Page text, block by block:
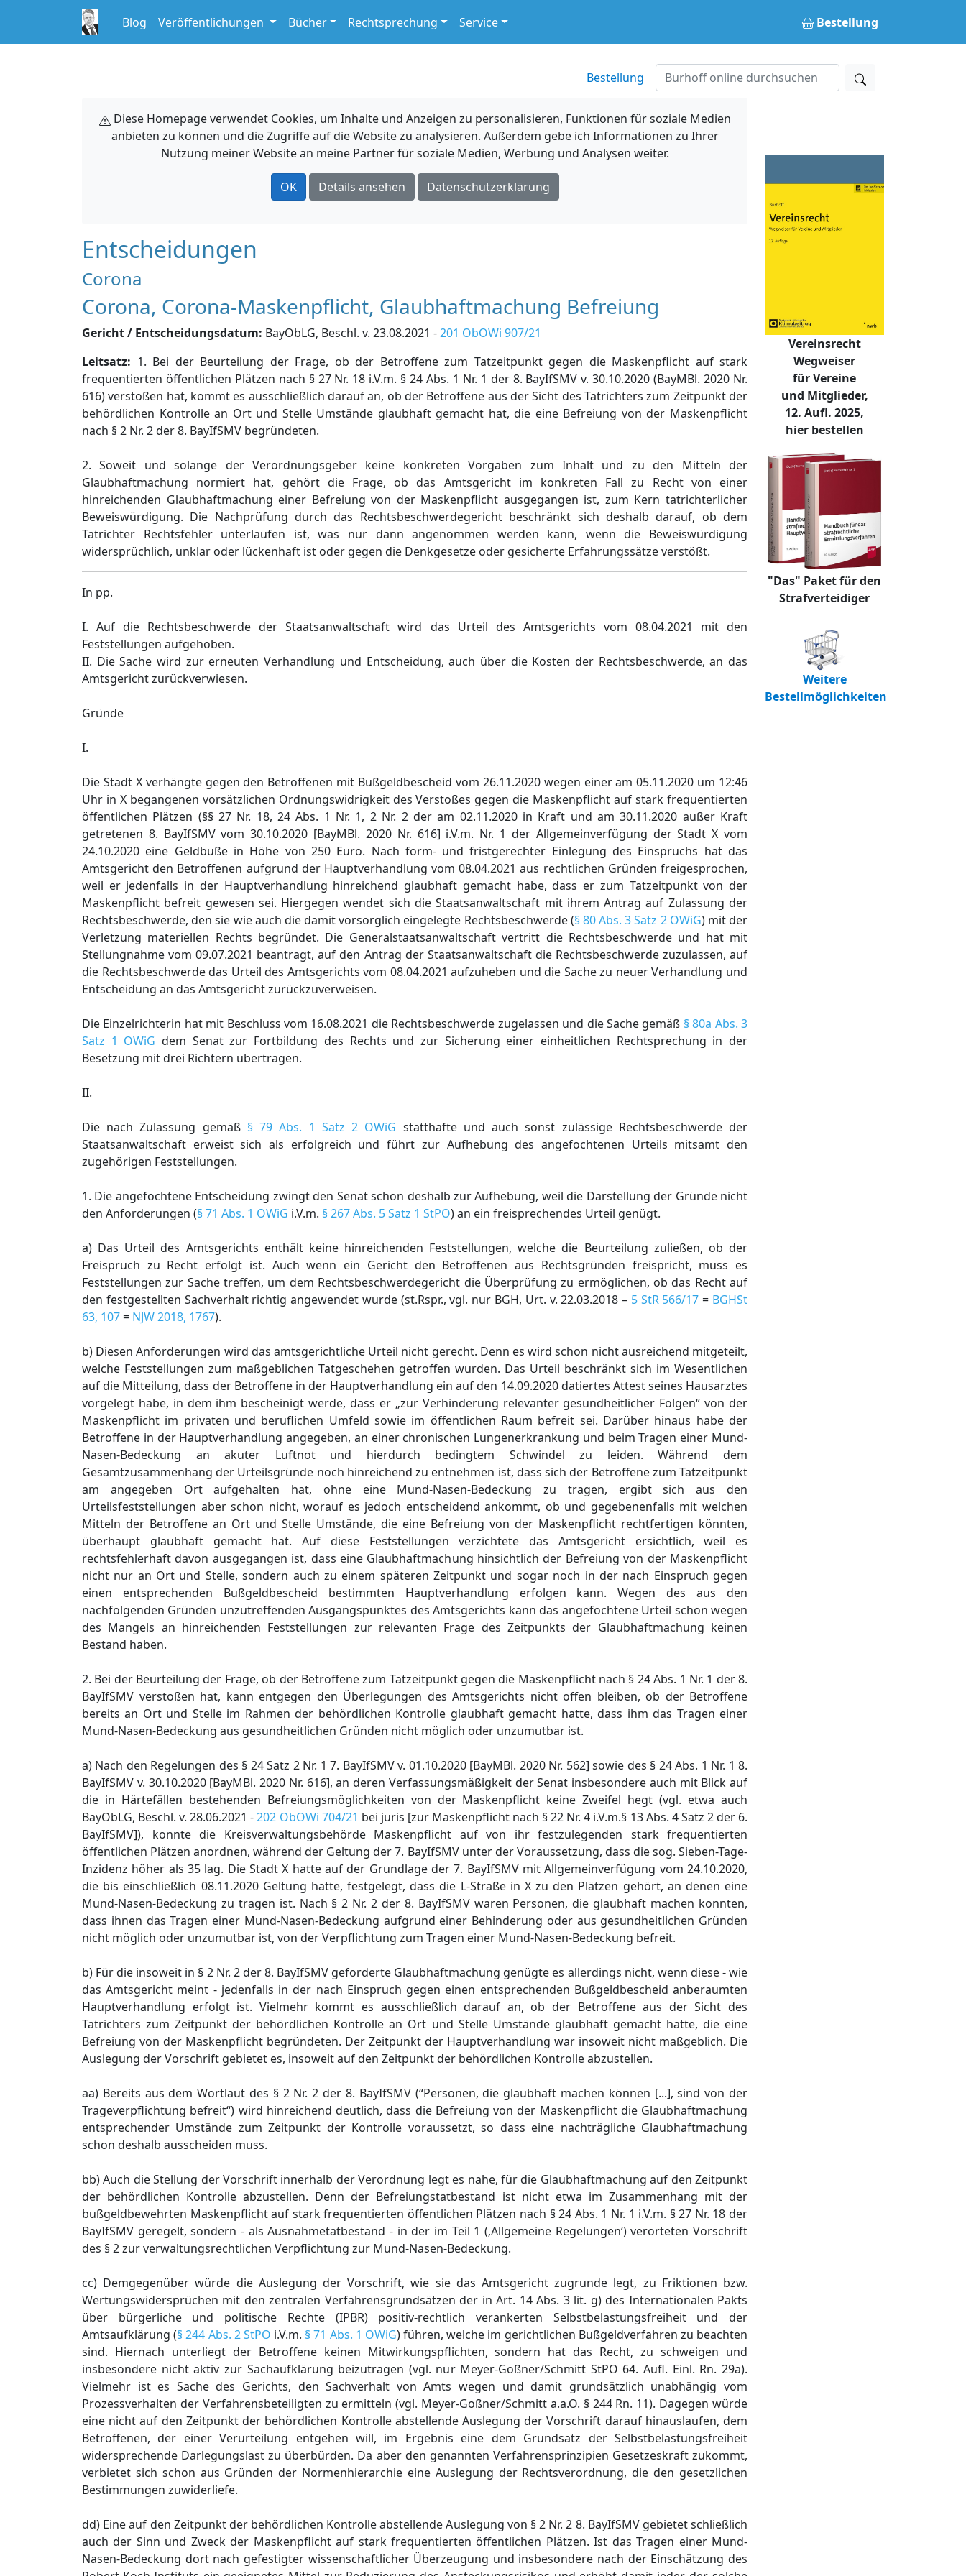
Blog Veröffentlichungen Bücher Rechtsprechung Service Bestellung
Bestellung
Diese Homepage verwendet Cookies, um Inhalte und Anzeigen zu personalisieren, Funktionen für soziale Medien
anbieten zu können und die Zugriffe auf die Website zu analysieren. Außerdem gebe ich Informationen zu Ihrer
Nutzung meiner Website an meine Partner für soziale Medien, Werbung und Analysen weiter.
OK Details ansehen Datenschutzerklärung
Entscheidungen
Corona
Corona, Corona-Maskenpflicht, Glaubhaftmachung Befreiung
Gericht / Entscheidungsdatum: BayObLG, Beschl. v. 23.08.2021 -201 ObOWi 907/21
Leitsatz: 1. Bei der Beurteilung der Frage, ob der Betroffene zum Tatzeitpunkt gegen die Maskenpflicht auf stark
frequentierten öffentlichen Plätzen nach § 27 Nr. 18 i.V.m. § 24 Abs. 1 Nr. 1 der 8. BayIfSMV v. 30.10.2020 (BayMBl. 2020 Nr.
616) verstoßen hat, kommt es ausschließlich darauf an, ob der Betroffene aus der Sicht des Tatrichters zum Zeitpunkt der
behördlichen Kontrolle an Ort und Stelle Umstände glaubhaft gemacht hat, die eine Befreiung von der Maskenpflicht
nach § 2 Nr. 2 der 8. BayIfSMV begründeten.
2. Soweit und solange der Verordnungsgeber keine konkreten Vorgaben zum Inhalt und zu den Mitteln der
Glaubhaftmachung normiert hat, gehört die Frage, ob das Amtsgericht im konkreten Fall zu Recht von einer
hinreichenden Glaubhaftmachung einer Befreiung von der Maskenpflicht ausgegangen ist, zum Kern tatrichterlicher
Beweiswürdigung. Die Nachprüfung durch das Rechtsbeschwerdegericht beschränkt sich deshalb darauf, ob dem
Tatrichter Rechtsfehler unterlaufen ist, was nur dann angenommen werden kann, wenn die Beweiswürdigung
widersprüchlich, unklar oder lückenhaft ist oder gegen die Denkgesetze oder gesicherte Erfahrungssätze verstößt.
In pp.
I. Auf die Rechtsbeschwerde der Staatsanwaltschaft wird das Urteil des Amtsgerichts vom 08.04.2021 mit den
Feststellungen aufgehoben.
II. Die Sache wird zur erneuten Verhandlung und Entscheidung, auch über die Kosten der Rechtsbeschwerde, an das
Amtsgericht zurückverwiesen.
Gründe
I.
Die Stadt X verhängte gegen den Betroffenen mit Bußgeldbescheid vom 26.11.2020 wegen einer am 05.11.2020 um 12:46
Uhr in X begangenen vorsätzlichen Ordnungswidrigkeit des Verstoßes gegen die Maskenpflicht auf stark frequentierten
öffentlichen Plätzen (§§ 27 Nr. 18, 24 Abs. 1 Nr. 1, 2 Nr. 2 der am 02.11.2020 in Kraft und am 30.11.2020 außer Kraft
getretenen 8. BayIfSMV vom 30.10.2020 [BayMBl. 2020 Nr. 616] i.V.m. Nr. 1 der Allgemeinverfügung der Stadt X vom
24.10.2020 eine Geldbuße in Höhe von 250 Euro. Nach form- und fristgerechter Einlegung des Einspruchs hat das
Amtsgericht den Betroffenen aufgrund der Hauptverhandlung vom 08.04.2021 aus rechtlichen Gründen freigesprochen,
weil er jedenfalls in der Hauptverhandlung hinreichend glaubhaft gemacht habe, dass er zum Tatzeitpunkt von der
Maskenpflicht befreit gewesen sei. Hiergegen wendet sich die Staatsanwaltschaft mit ihrem Antrag auf Zulassung der
Rechtsbeschwerde, den sie wie auch die damit vorsorglich eingelegte Rechtsbeschwerde (§ 80 Abs. 3 Satz 2 OWiG) mit der
Verletzung materiellen Rechts begründet. Die Generalstaatsanwaltschaft vertritt die Rechtsbeschwerde und hat mit
Stellungnahme vom 09.07.2021 beantragt, auf den Antrag der Staatsanwaltschaft die Rechtsbeschwerde zuzulassen, auf
die Rechtsbeschwerde das Urteil des Amtsgerichts vom 08.04.2021 aufzuheben und die Sache zu neuer Verhandlung und
Entscheidung an das Amtsgericht zurückzuverweisen.
Die Einzelrichterin hat mit Beschluss vom 16.08.2021 die Rechtsbeschwerde zugelassen und die Sache gemäß § 80a Abs. 3
Satz 1 OWiG dem Senat zur Fortbildung des Rechts und zur Sicherung einer einheitlichen Rechtsprechung in der
Besetzung mit drei Richtern übertragen.
II.
Die nach Zulassung gemäß § 79 Abs. 1 Satz 2 OWiG statthafte und auch sonst zulässige Rechtsbeschwerde der
Staatsanwaltschaft erweist sich als erfolgreich und führt zur Aufhebung des angefochtenen Urteils mitsamt den
zugehörigen Feststellungen.
1. Die angefochtene Entscheidung zwingt den Senat schon deshalb zur Aufhebung, weil die Darstellung der Gründe nicht
den Anforderungen (§ 71 Abs. 1 OWiG i.V.m. § 267 Abs. 5 Satz 1 StPO) an ein freisprechendes Urteil genügt.
a) Das Urteil des Amtsgerichts enthält keine hinreichenden Feststellungen, welche die Beurteilung zuließen, ob der
Freispruch zu Recht erfolgt ist. Auch wenn ein Gericht den Betroffenen aus Rechtsgründen freispricht, muss es
Feststellungen zur Sache treffen, um dem Rechtsbeschwerdegericht die Überprüfung zu ermöglichen, ob das Recht auf
den festgestellten Sachverhalt richtig angewendet wurde (st.Rspr., vgl. nur BGH, Urt. v. 22.03.2018 – 5 StR 566/17 = BGHSt
63, 107= NJW 2018, 1767).
b) Diesen Anforderungen wird das amtsgerichtliche Urteil nicht gerecht. Denn es wird schon nicht ausreichend mitgeteilt,
welche Feststellungen zum maßgeblichen Tatgeschehen getroffen wurden. Das Urteil beschränkt sich im Wesentlichen
auf die Mitteilung, dass der Betroffene in der Hauptverhandlung ein auf den 14.09.2020 datiertes Attest seines Hausarztes
vorgelegt habe, in dem ihm bescheinigt werde, dass er „zur Verhinderung relevanter gesundheitlicher Folgen“ von der
Maskenpflicht im privaten und beruflichen Umfeld sowie im öffentlichen Raum befreit sei. Darüber hinaus habe der
Betroffene in der Hauptverhandlung angegeben, an einer chronischen Lungenerkrankung und beim Tragen einer Mund-
Nasen-Bedeckung an akuter Luftnot und hierdurch bedingtem Schwindel zu leiden. Während dem
Gesamtzusammenhang der Urteilsgründe noch hinreichend zu entnehmen ist, dass sich der Betroffene zum Tatzeitpunkt
am angegeben Ort aufgehalten hat, ohne eine Mund-Nasen-Bedeckung zu tragen, ergibt sich aus den
Urteilsfeststellungen aber schon nicht, worauf es jedoch entscheidend ankommt, ob und gegebenenfalls mit welchen
Mitteln der Betroffene an Ort und Stelle Umstände, die eine Befreiung von der Maskenpflicht rechtfertigen könnten,
überhaupt glaubhaft gemacht hat. Auf diese Feststellungen verzichtete das Amtsgericht ersichtlich, weil es
rechtsfehlerhaft davon ausgegangen ist, dass eine Glaubhaftmachung hinsichtlich der Befreiung von der Maskenpflicht
nicht nur an Ort und Stelle, sondern auch zu einem späteren Zeitpunkt und sogar noch in der nach Einspruch gegen
einen entsprechenden Bußgeldbescheid bestimmten Hauptverhandlung erfolgen kann. Wegen des aus den
nachfolgenden Gründen unzutreffenden Ausgangspunktes des Amtsgerichts kann das angefochtene Urteil schon wegen
des Mangels an hinreichenden Feststellungen zur relevanten Frage des Zeitpunkts der Glaubhaftmachung keinen
Bestand haben.
2. Bei der Beurteilung der Frage, ob der Betroffene zum Tatzeitpunkt gegen die Maskenpflicht nach § 24 Abs. 1 Nr. 1 der 8.
BayIfSMV verstoßen hat, kann entgegen den Überlegungen des Amtsgerichts nicht offen bleiben, ob der Betroffene
bereits an Ort und Stelle im Rahmen der behördlichen Kontrolle glaubhaft gemacht hatte, dass ihm das Tragen einer
Mund-Nasen-Bedeckung aus gesundheitlichen Gründen nicht möglich oder unzumutbar ist.
a) Nach den Regelungen des § 24 Satz 2 Nr. 1 7. BayIfSMV v. 01.10.2020 [BayMBl. 2020 Nr. 562] sowie des § 24 Abs. 1 Nr. 1 8.
BayIfSMV v. 30.10.2020 [BayMBl. 2020 Nr. 616], an deren Verfassungsmäßigkeit der Senat insbesondere auch mit Blick auf
die in Härtefällen bestehenden Befreiungsmöglichkeiten von der Maskenpflicht keine Zweifel hegt (vgl. etwa auch
BayObLG, Beschl. v. 28.06.2021 -202 ObOWi 704/21 bei juris [zur Maskenpflicht nach § 22 Nr. 4 i.V.m.§ 13 Abs. 4 Satz 2 der 6.
BayIfSMV]), konnte die Kreisverwaltungsbehörde Maskenpflicht auf von ihr festzulegenden stark frequentierten
öffentlichen Plätzen anordnen, während der Geltung der 7. BayIfSMV unter der Voraussetzung, dass die sog. Sieben-Tage-
Inzidenz höher als 35 lag. Die Stadt X hatte auf der Grundlage der 7. BayIfSMV mit Allgemeinverfügung vom 24.10.2020,
die bis einschließlich 08.11.2020 Geltung hatte, festgelegt, dass die L-Straße in X zu den Plätzen gehört, an denen eine
Mund-Nasen-Bedeckung zu tragen ist. Nach § 2 Nr. 2 der 8. BayIfSMV waren Personen, die glaubhaft machen konnten,
dass ihnen das Tragen einer Mund-Nasen-Bedeckung aufgrund einer Behinderung oder aus gesundheitlichen Gründen
nicht möglich oder unzumutbar ist, von der Verpflichtung zum Tragen einer Mund-Nasen-Bedeckung befreit.
b) Für die insoweit in § 2 Nr. 2 der 8. BayIfSMV geforderte Glaubhaftmachung genügte es allerdings nicht, wenn diese - wie
das Amtsgericht meint - jedenfalls in der nach Einspruch gegen einen entsprechenden Bußgeldbescheid anberaumten
Hauptverhandlung erfolgt ist. Vielmehr kommt es ausschließlich darauf an, ob der Betroffene aus der Sicht des
Tatrichters zum Zeitpunkt der behördlichen Kontrolle an Ort und Stelle Umstände glaubhaft gemacht hatte, die eine
Befreiung von der Maskenpflicht begründeten. Der Zeitpunkt der Hauptverhandlung war insoweit nicht maßgeblich. Die
Auslegung der Vorschrift gebietet es, insoweit auf den Zeitpunkt der behördlichen Kontrolle abzustellen.
aa) Bereits aus dem Wortlaut des § 2 Nr. 2 der 8. BayIfSMV (“Personen, die glaubhaft machen können [...], sind von der
Trageverpflichtung befreit“) wird hinreichend deutlich, dass die Befreiung von der Maskenpflicht die Glaubhaftmachung
entsprechender Umstände zum Zeitpunkt der Kontrolle voraussetzt, so dass eine nachträgliche Glaubhaftmachung
schon deshalb ausscheiden muss.
bb) Auch die Stellung der Vorschrift innerhalb der Verordnung legt es nahe, für die Glaubhaftmachung auf den Zeitpunkt
der behördlichen Kontrolle abzustellen. Denn der Befreiungstatbestand ist nicht etwa im Zusammenhang mit der
bußgeldbewehrten Maskenpflicht auf stark frequentierten öffentlichen Plätzen nach § 24 Abs. 1 Nr. 1 i.V.m. § 27 Nr. 18 der
BayIfSMV geregelt, sondern - als Ausnahmetatbestand - in der im Teil 1 (‚Allgemeine Regelungen‘) verorteten Vorschrift
des § 2 zur verwaltungsrechtlichen Verpflichtung zur Mund-Nasen-Bedeckung.
cc) Demgegenüber würde die Auslegung der Vorschrift, wie sie das Amtsgericht zugrunde legt, zu Friktionen bzw.
Wertungswidersprüchen mit den zentralen Verfahrensgrundsätzen der in Art. 14 Abs. 3 lit. g) des Internationalen Pakts
über bürgerliche und politische Rechte (IPBR) positiv-rechtlich verankerten Selbstbelastungsfreiheit und der
Amtsaufklärung (§ 244 Abs. 2 StPO i.V.m. § 71 Abs. 1 OWiG) führen, welche im gerichtlichen Bußgeldverfahren zu beachten
sind. Hiernach unterliegt der Betroffene keinen Mitwirkungspflichten, sondern hat das Recht, zu schweigen und
insbesondere nicht aktiv zur Sachaufklärung beizutragen (vgl. nur Meyer-Goßner/Schmitt StPO 64. Aufl. Einl. Rn. 29a).
Vielmehr ist es Sache des Gerichts, den Sachverhalt von Amts wegen und damit grundsätzlich unabhängig vom
Prozessverhalten der Verfahrensbeteiligten zu ermitteln (vgl. Meyer-Goßner/Schmitt a.a.O. § 244 Rn. 11). Dagegen würde
eine nicht auf den Zeitpunkt der behördlichen Kontrolle abstellende Auslegung der Vorschrift darauf hinauslaufen, dem
Betroffenen, der einer Verurteilung entgehen will, im Ergebnis eine dem Grundsatz der Selbstbelastungsfreiheit
widersprechende Darlegungslast zu überbürden. Da aber den genannten Verfahrensprinzipien Gesetzeskraft zukommt,
verbietet sich schon aus Gründen der Normenhierarchie eine Auslegung der Rechtsverordnung, die den gesetzlichen
Bestimmungen zuwiderliefe.
dd) Eine auf den Zeitpunkt der behördlichen Kontrolle abstellende Auslegung von § 2 Nr. 2 8. BayIfSMV gebietet schließlich
auch der Sinn und Zweck der Maskenpflicht auf stark frequentierten öffentlichen Plätzen. Ist das Tragen einer Mund-
Nasen-Bedeckung dort nach gefestigter wissenschaftlicher Überzeugung und insbesondere nach der Einschätzung des
Vereinsrecht
Wegweiser
für Vereine
und Mitglieder,
12. Aufl. 2025,
hier bestellen
"Das" Paket für den
Strafverteidiger
Weitere
Bestellmöglichkeiten